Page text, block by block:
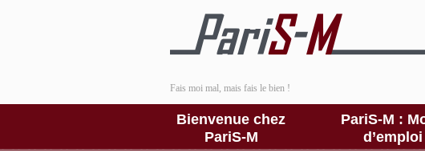
Fais moi mal, mais fais le bien !
Bienvenue chez
PariS-M
PariS-M :
d’emploi